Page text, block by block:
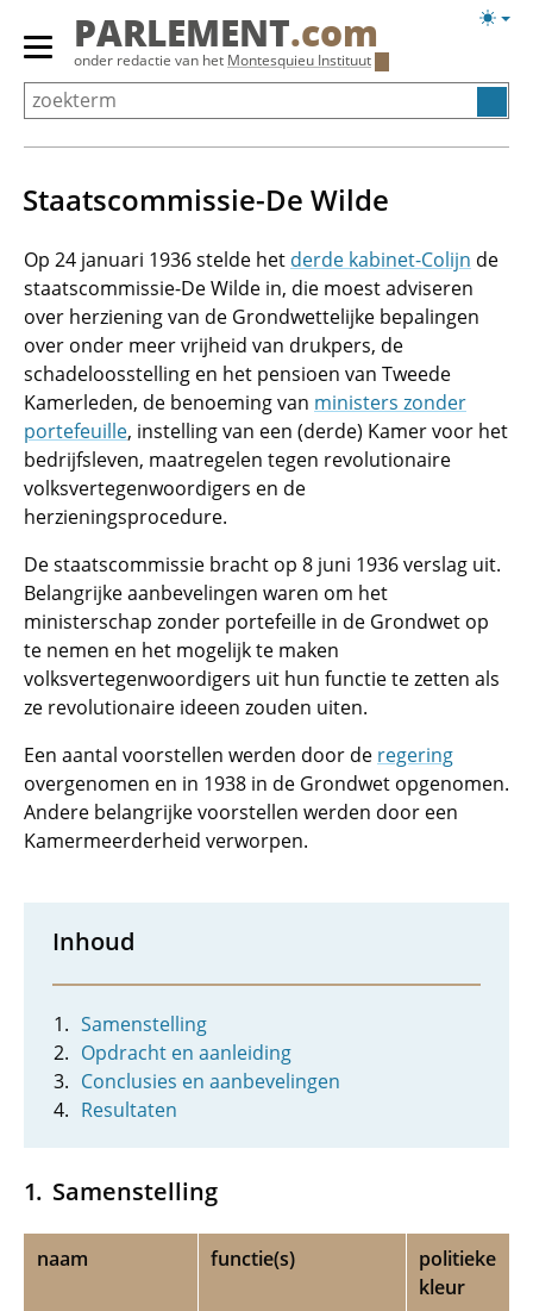
Overslaan
Primair
menu
tonen/verbergen
PARLEMENT.com
onder redactie van het Montesquieu Instituut
Staatscommissie-De Wilde
Op 24 januari 1936 stelde het derde kabinet-Colijn de
staatscommissie-De Wilde in, die moest adviseren
over herziening van de Grondwettelijke bepalingen
over onder meer vrijheid van drukpers, de
schadeloosstelling en het pensioen van Tweede
Kamerleden, de benoeming van ministers zonder
portefeuille, instelling van een (derde) Kamer voor het
bedrijfsleven, maatregelen tegen revolutionaire
volksvertegenwoordigers en de
herzieningsprocedure.
De staatscommissie bracht op 8 juni 1936 verslag uit.
Belangrijke aanbevelingen waren om het
ministerschap zonder portefeille in de Grondwet op
te nemen en het mogelijk te maken
volksvertegenwoordigers uit hun functie te zetten als
ze revolutionaire ideeen zouden uiten.
Een aantal voorstellen werden door de regering
overgenomen en in 1938 in de Grondwet opgenomen.
Andere belangrijke voorstellen werden door een
Kamermeerderheid verworpen.
Inhoud
Samenstelling
Opdracht en aanleiding
Conclusies en aanbevelingen
Resultaten
Samenstelling
naam functie(s)
politieke
kleur